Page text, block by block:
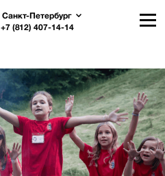
Санкт-Петербург
+7 (812) 407-14-14